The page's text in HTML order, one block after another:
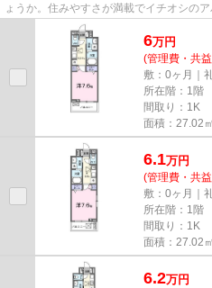
ょうか。住みやすさが満載でイチオシの
なら、地域に特化した当社にお...
6万円
(管理費・共
敷：0ヶ月｜
所在階：1階
間取り：1K
面積：27.02㎡
6.1万円
(管理費・共
敷：0ヶ月｜
所在階：1階
間取り：1K
面積：27.02㎡
6.2万円